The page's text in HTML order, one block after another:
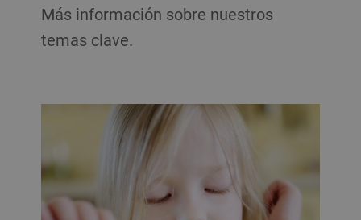
Más información sobre nuestros
temas clave.